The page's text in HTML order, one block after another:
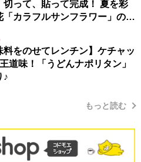
切って、貼って完成！ 夏を彩
「カラフルサンフラワー」の作
料をのせてレンチン】ケチャッ
道味！「うどんナポリタン」
♪
もっと読む